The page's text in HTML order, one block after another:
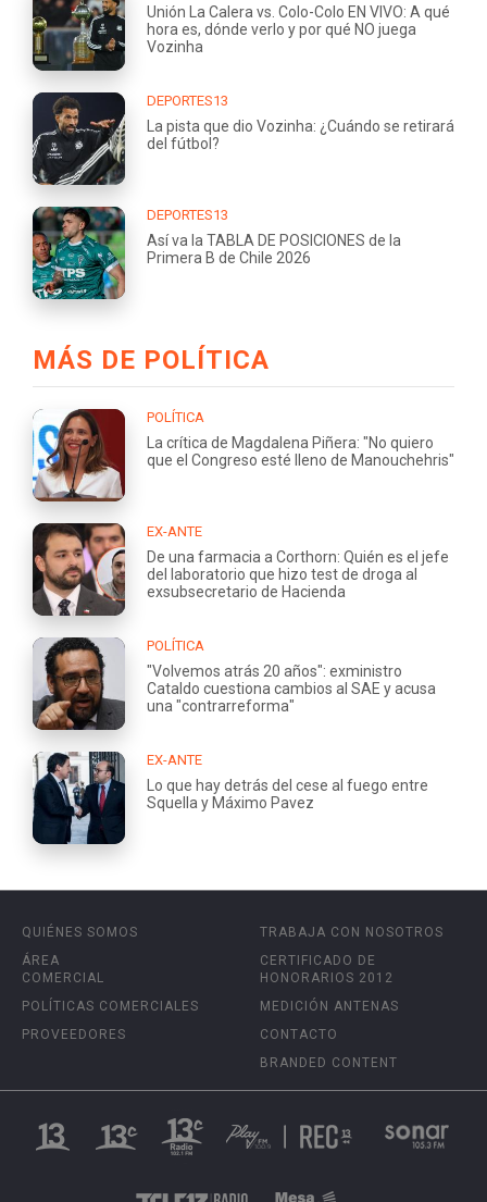
Unión La Calera vs. Colo-Colo EN VIVO: A qué
hora es, dónde verlo y por qué NO juega
Vozinha
DEPORTES13
La pista que dio Vozinha: ¿Cuándo se retirará
del fútbol?
DEPORTES13
Así va la TABLA DE POSICIONES de la
Primera B de Chile 2026
MÁS DE POLÍTICA
POLÍTICA
La crítica de Magdalena Piñera: "No quiero
que el Congreso esté lleno de Manouchehris"
EX-ANTE
De una farmacia a Corthorn: Quién es el jefe
del laboratorio que hizo test de droga al
exsubsecretario de Hacienda
POLÍTICA
"Volvemos atrás 20 años": exministro
Cataldo cuestiona cambios al SAE y acusa
una "contrarreforma"
EX-ANTE
Lo que hay detrás del cese al fuego entre
Squella y Máximo Pavez
QUIÉNES SOMOS
ÁREA
COMERCIAL
POLÍTICAS COMERCIALES
PROVEEDORES
TRABAJA CON NOSOTROS
CERTIFICADO DE
HONORARIOS 2012
MEDICIÓN ANTENAS
CONTACTO
BRANDED CONTENT